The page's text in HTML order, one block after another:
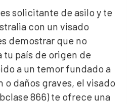
solicitante de asilo y te
con un visado
demostrar que no
tu país de origen de
a un temor fundado a
daños graves, el visado
866) te ofrece una